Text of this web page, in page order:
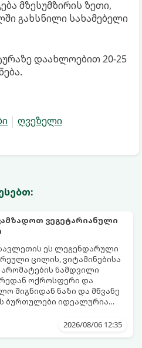
მზესუმზირის ზეთი,
გახსნილი სახამებელი
დაახლოებით 20-25
ღვეზელი
ვეგეტარიანული
ეს ლეგენდარული
ცილის, ვიტამინებისა
ნამდვილი
ოქროსფერი და
შიგნიდან ნაზი და მწვანე
ბურთულები იდეალურია
ერთად ან ტახინის (სესამის)
რომ გამოიყენება2026/08/06 12:35